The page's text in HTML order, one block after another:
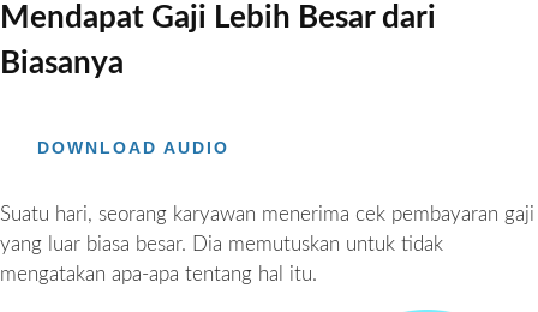
Mendapat Gaji Lebih Besar dari
Biasanya
DOWNLOAD AUDIO
Suatu hari, seorang karyawan menerima cek pembayaran gaji
yang luar biasa besar. Dia memutuskan untuk tidak
mengatakan apa-apa tentang hal itu.